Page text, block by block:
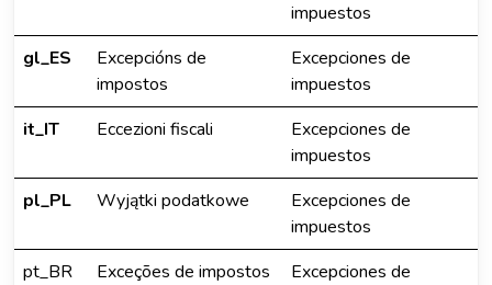
impuestos
gl_ES
Excepcións de
impostos
Excepciones de
impuestos
it_IT
Eccezioni fiscali
Excepciones de
impuestos
pl_PL
Wyjątki podatkowe
Excepciones de
impuestos
pt_BR
Exceções de impostos
Excepciones de